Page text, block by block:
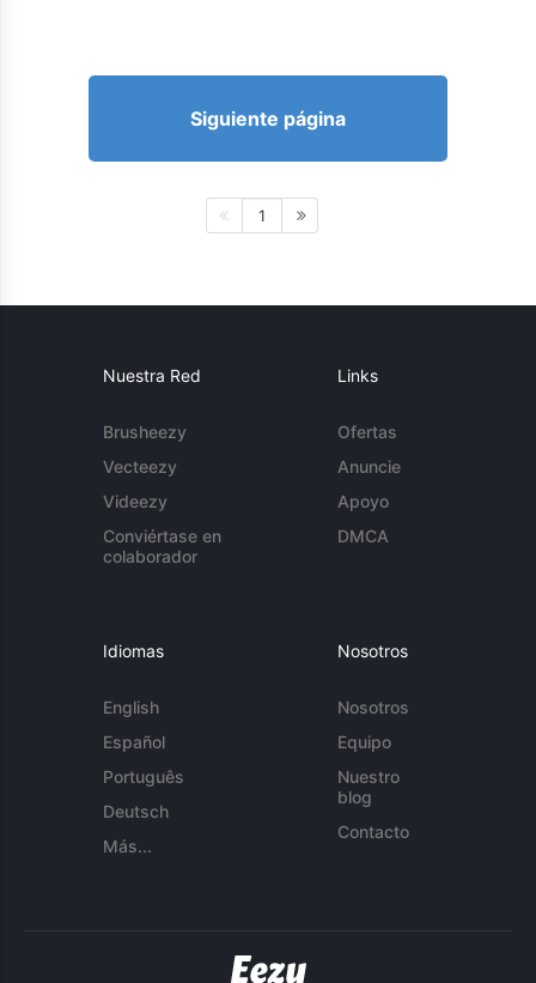
Siguiente página
1
Nuestra Red
Brusheezy
Vecteezy
Videezy
Conviértase en
colaborador
Links
Ofertas
Anuncie
Apoyo
DMCA
Idiomas
English
Español
Português
Deutsch
Más...
Nosotros
Nosotros
Equipo
Nuestro
blog
Contacto